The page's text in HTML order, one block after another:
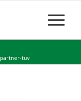
partner-tuv